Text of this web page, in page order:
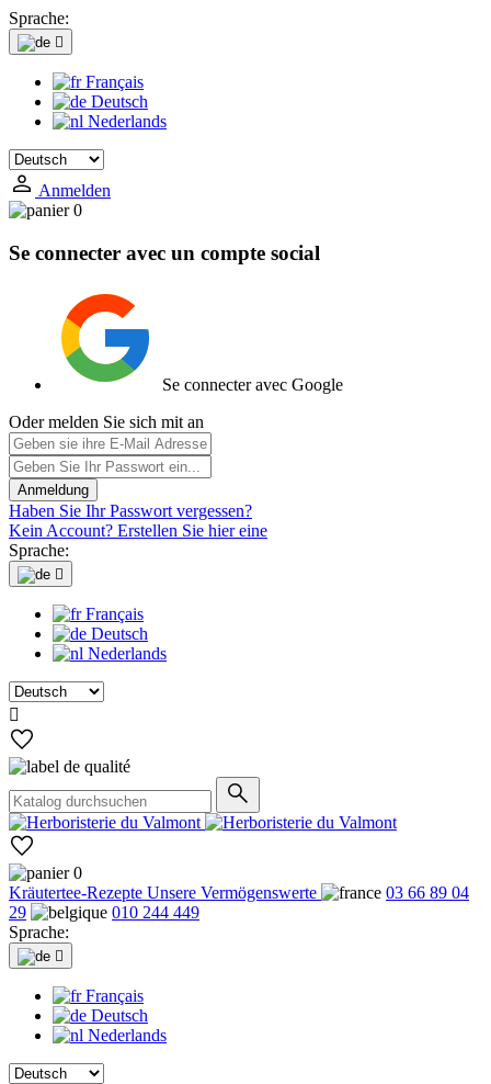
Sprache:

Français
Deutsch
Nederlands
Anmelden
0
Se connecter avec un compte social
Se connecter avec Google
Oder melden Sie sich mit an
Anmeldung
Haben Sie Ihr Passwort vergessen?
Kein Account? Erstellen Sie hier eine
Sprache:

Français
Deutsch
Nederlands

0
Kräutertee-Rezepte Unsere Vermögenswerte
03 66 89 04
29
010 244 449
Sprache:

Français
Deutsch
Nederlands